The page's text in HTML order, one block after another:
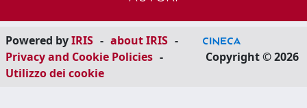
Powered byIRIS - about IRIS -
Privacy and Cookie Policies -
Utilizzo dei cookie
Copyright © 2026